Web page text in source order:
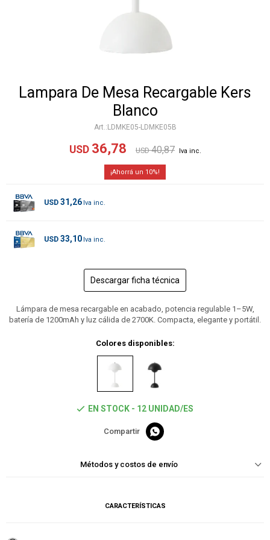
Lampara De Mesa Recargable Kers
Blanco
LDMKE05-LDMKE05B
USD 36,78 USD 40,87
10
USD 31,26
USD 33,10
Descargar ficha técnica
Lámpara de mesa recargable en acabado, potencia regulable 1–5W,
batería de 1200mAh y luz cálida de 2700K. Compacta, elegante y portátil.
Colores disponibles:
EN STOCK - 12 UNIDAD/ES

Métodos y costos de envío
CARACTERÍSTICAS